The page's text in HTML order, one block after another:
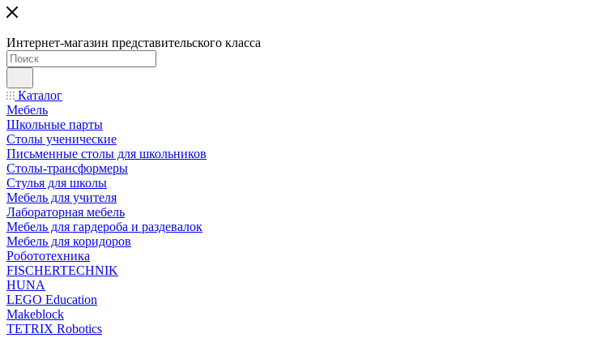
Интернет-магазин представительского класса
Каталог
Мебель
Школьные парты
Столы ученические
Письменные столы для школьников
Столы-трансформеры
Стулья для школы
Мебель для учителя
Лабораторная мебель
Мебель для гардероба и раздевалок
Мебель для коридоров
Робототехника
FISCHERTECHNIK
HUNA
LEGO Education
Makeblock
TETRIX Robotics